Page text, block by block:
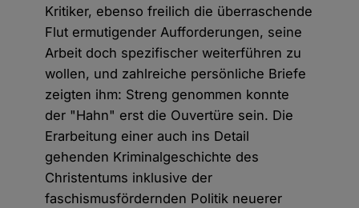
Kritiker, ebenso freilich die überraschende
Flut ermutigender Aufforderungen, seine
Arbeit doch spezifischer weiterführen zu
wollen, und zahlreiche persönliche Briefe
zeigten ihm: Streng genommen konnte
der "Hahn" erst die Ouvertüre sein. Die
Erarbeitung einer auch ins Detail
gehenden Kriminalgeschichte des
Christentums inklusive der
faschismusfördernden Politik neuerer